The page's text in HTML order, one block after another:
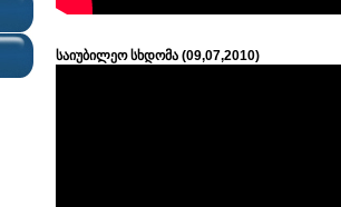
საიუბილეო სხდომა (09,07,2010)